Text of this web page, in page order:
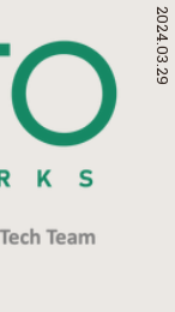
2024.03.29